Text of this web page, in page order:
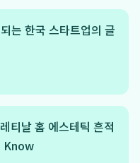
는 한국 스타트업의 글
티날 홈 에스테틱 흔적
Know